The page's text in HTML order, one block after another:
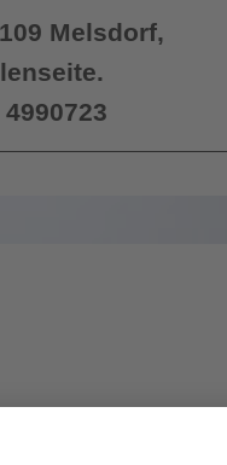
Melsdorf,